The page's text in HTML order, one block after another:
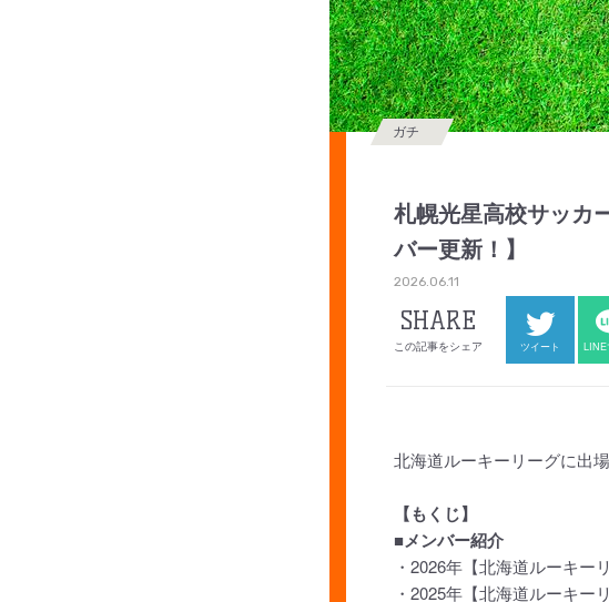
札幌光星高校サッカ
バー更新！】
ガチ
2026.06.11
SHARE
この記事をシェア ツイート LINE
北海道ルーキーリーグに出
【もくじ】
■メンバー紹介
・2026年【北海道ルーキー
・2025年【北海道ルーキー